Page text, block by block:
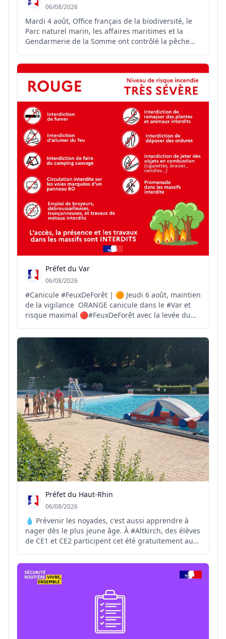
06/08/2026
Mardi 4 août, Office français de la biodiversité, le
Parc naturel marin, les affaires maritimes et la
Gendarmerie de la Somme ont contrôlé la pêche
samariennes. Plusieurs infractions ont été relevées.
Cette opération vise à préserver durablement la
res...
Préfet du Var
06/08/2026
#Canicule #FeuxDeForêt | 🟠 Jeudi 6 août, maintien
de la vigilance ORANGE canicule dans le #Var et
risque maximal 🔴#FeuxDeForêt avec la levée du
37°C sur le littoral et 40°C dans les terres 👉
https://www.var.gouv.fr/Actions-de-l-Etat/Securite...
Préfet du Haut-Rhin
06/08/2026
💧 Prévenir les noyades, c'est aussi apprendre à
nager dès le plus jeune âge. À #Altkirch, des élèves
de CE1 et CE2 participent cet été gratuitement au
Financée en partie par l'Agence nationale du Sport,
cette initiative contribue à prévenir les r...